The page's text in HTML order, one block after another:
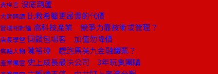
去梯言 沒底葫蘆
大師開講 比救希臘更昂貴的代價
管理相對論 高科技產業 競爭力靠技術或管理？
店長學堂 回饋包場客 加值勿降價
焦點人物 陳裕璋 趕跑馬英九金融鐵票？
產業風雲 史上成長最快公司 3年玩臭團購